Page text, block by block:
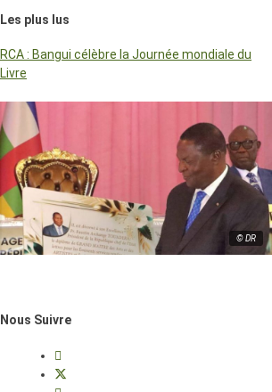
Les plus lus
RCA : Bangui célèbre la Journée mondiale du
Livre
© DR
Nous Suivre